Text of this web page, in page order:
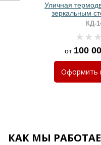
Уличная
зеркальным
электронным
порошковым
КД-
от 100
Оформить
КАК МЫ